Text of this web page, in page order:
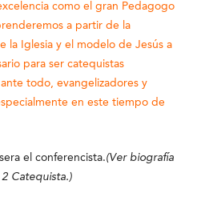
como el gran Pedagogo
a partir de la
la Iglesia y el modelo de Jesús a
para ser catequistas
todo, evangelizadores y
en este tiempo de
sera el conferencista.(Ver biografía
Catequista.)